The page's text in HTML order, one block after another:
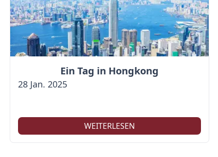
Ein Tag in Hongkong
28 Jan. 2025
WEITERLESEN